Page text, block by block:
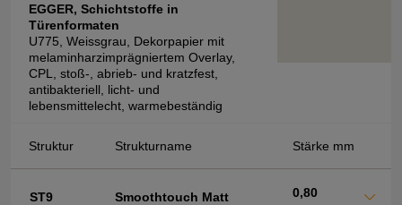
EGGER, Schichtstoffe in
Türenformaten
U775, Weissgrau, Dekorpapier mit
melaminharzimprägniertem Overlay,
CPL, stoß-, abrieb- und kratzfest,
antibakteriell, licht- und
lebensmittelecht, warmebeständig
Struktur Strukturname Stärke mm
ST9 Smoothtouch Matt 0,80